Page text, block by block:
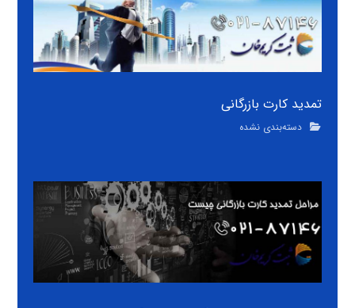
تمدید کارت بازرگانی
دسته‌بندی نشده